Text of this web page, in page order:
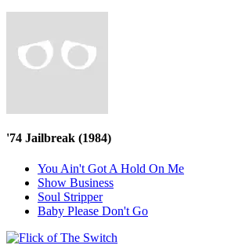
'74 Jailbreak (1984)
You Ain't Got A Hold On Me
Show Business
Soul Stripper
Baby Please Don't Go